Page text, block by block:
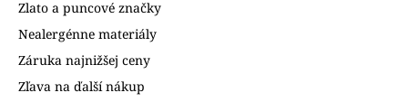
Zlato a puncové značky
Nealergénne materiály
Záruka najnižšej ceny
Zľava na ďalší nákup